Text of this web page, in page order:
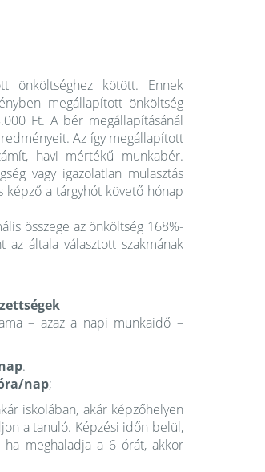
önköltséghez kötött. Ennek
megállapított önköltség
Ft. A bér megállapításánál
Az így megállapított
havi mértékű munkabér.
vagy igazolatlan mulasztás
képző a tárgyhót követő hónap
összege az önköltség 168%-
általa választott szakmának
– azaz a napi munkaidő –
.
nap;
iskolában, akár képzőhelyen
a tanuló. Képzési időn belül,
meghaladja a 6 órát, akkor